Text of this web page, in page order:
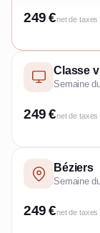
249 €net de taxes
Classe
Semaine
249 €net de taxes
Béziers
Semaine
249 €net de taxes